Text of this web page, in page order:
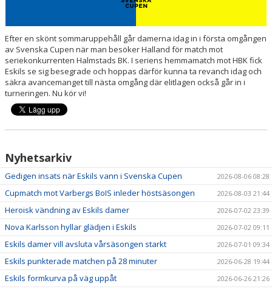
Efter en skönt sommaruppehåll går damerna idag in i första omgången
av Svenska Cupen när man besöker Halland för match mot
seriekonkurrenten Halmstads BK. I seriens hemmamatch mot HBK fick
Eskils se sig besegrade och hoppas därför kunna ta revanch idag och
säkra avancemanget till nästa omgång där elitlagen också går in i
turneringen. Nu kör vi!
Nyhetsarkiv
Gedigen insats när Eskils vann i Svenska Cupen 2026-08-06 08:28
Cupmatch mot Varbergs BoIS inleder höstsäsongen 2026-08-03 21:44
Heroisk vändning av Eskils damer 2026-07-02 23:39
Nova Karlsson hyllar glädjen i Eskils 2026-07-02 09:11
Eskils damer vill avsluta vårsäsongen starkt 2026-07-01 09:34
Eskils punkterade matchen på 28 minuter 2026-06-28 19:44
Eskils formkurva på väg uppåt 2026-06-26 21:26